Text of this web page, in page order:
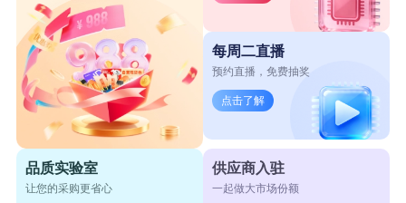
每周二直播
预约直播，免费抽奖
点击了解
品质实验室
让您的采购更省心
供应商入驻
一起做大市场份额